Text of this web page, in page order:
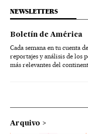
NEWSLETTERS
Boletín de América
Cada semana en tu cuenta
reportajes y análisis de los
más relevantes del
Arquivo